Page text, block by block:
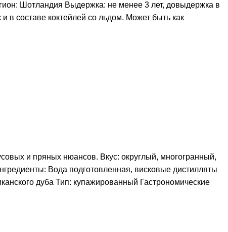
Шотландия Выдержка: не менее 3 лет, довыдержка в
в составе коктейлей со льдом. Может быть как
и пряных нюансов. Вкус: округлый, многогранный,
Вода подготовленная, висковые дистилляты
дуба Тип: купажированный Гастрономические